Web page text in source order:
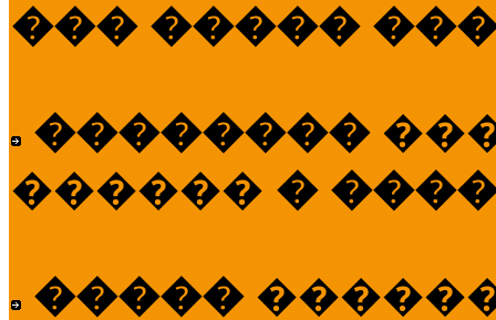
��� �����
��������
������ �
�����